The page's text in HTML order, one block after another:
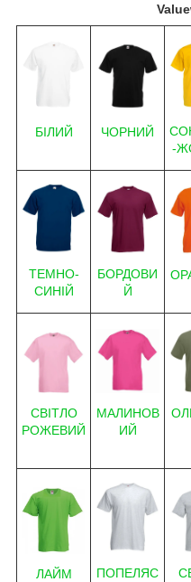
БІЛИЙ ЧОРНИЙ
-
ТЕМНО-
СИНІЙ
БОРДОВИ
Й
СВІТЛО
РОЖЕВИЙ
МАЛИНОВ
ИЙ
ЛАЙМ
ПОПЕЛЯС